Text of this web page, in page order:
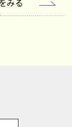
みる